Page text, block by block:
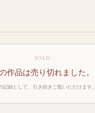
SOLD
作品は売り切れました。
記録として、引き続きご覧いただけます。